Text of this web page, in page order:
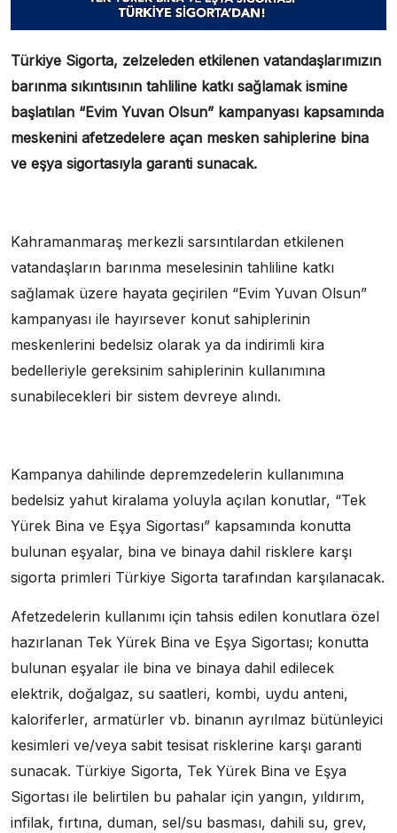
Türkiye Sigorta, zelzeleden etkilenen vatandaşlarımızın
barınma sıkıntısının tahliline katkı sağlamak ismine
başlatılan “Evim Yuvan Olsun” kampanyası kapsamında
meskenini afetzedelere açan mesken sahiplerine bina
ve eşya sigortasıyla garanti sunacak.
Kahramanmaraş merkezli sarsıntılardan etkilenen
vatandaşların barınma meselesinin tahliline katkı
sağlamak üzere hayata geçirilen “Evim Yuvan Olsun”
kampanyası ile hayırsever konut sahiplerinin
meskenlerini bedelsiz olarak ya da indirimli kira
bedelleriyle gereksinim sahiplerinin kullanımına
sunabilecekleri bir sistem devreye alındı.
Kampanya dahilinde depremzedelerin kullanımına
bedelsiz yahut kiralama yoluyla açılan konutlar, “Tek
Yürek Bina ve Eşya Sigortası” kapsamında konutta
bulunan eşyalar, bina ve binaya dahil risklere karşı
sigorta primleri Türkiye Sigorta tarafından karşılanacak.
Afetzedelerin kullanımı için tahsis edilen konutlara özel
hazırlanan Tek Yürek Bina ve Eşya Sigortası; konutta
bulunan eşyalar ile bina ve binaya dahil edilecek
elektrik, doğalgaz, su saatleri, kombi, uydu anteni,
kaloriferler, armatürler vb. binanın ayrılmaz bütünleyici
kesimleri ve/veya sabit tesisat risklerine karşı garanti
sunacak. Türkiye Sigorta, Tek Yürek Bina ve Eşya
Sigortası ile belirtilen bu pahalar için yangın, yıldırım,
infilak, fırtına, duman, sel/su basması, dahili su, grev,